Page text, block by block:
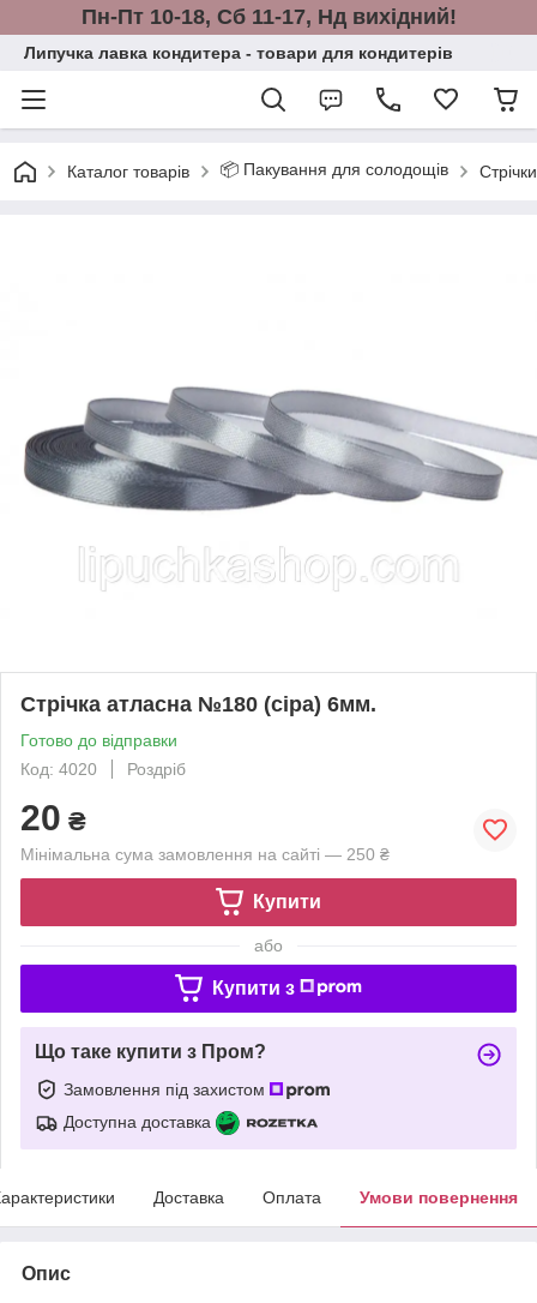
Пн-Пт 10-18, Сб 11-17, Нд вихідний!
Липучка лавка кондитера - товари для кондитерів
Каталог товарів 📦 Пакування для солодощів
Стрічка атласна №180 (сіра) 6мм.
Готово до відправки
Код: 4020
Роздріб
20 ₴
Мінімальна сума замовлення на сайті — 250 ₴
Купити
або
Купити з
Що таке купити з Пром?
Замовлення під захистом
Доступна доставка
Доставка Оплата Умови повернення
Опис